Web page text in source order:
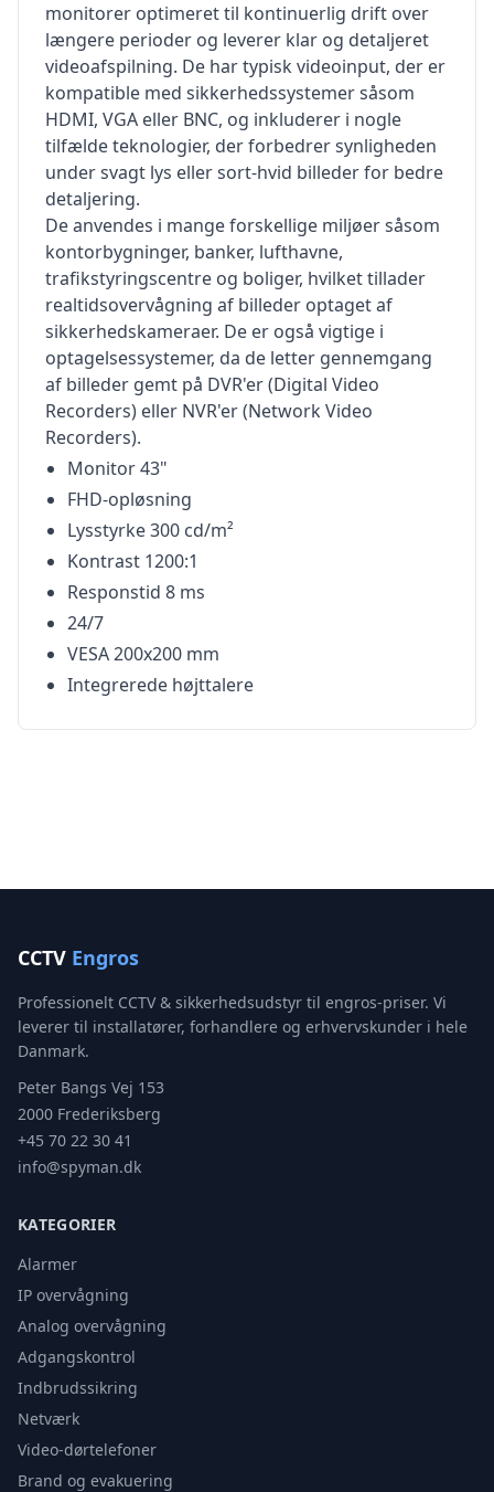
monitorer optimeret til kontinuerlig drift over
længere perioder og leverer klar og detaljeret
videoafspilning. De har typisk videoinput, der er
kompatible med sikkerhedssystemer såsom
HDMI, VGA eller BNC, og inkluderer i nogle
tilfælde teknologier, der forbedrer synligheden
under svagt lys eller sort-hvid billeder for bedre
detaljering.
De anvendes i mange forskellige miljøer såsom
kontorbygninger, banker, lufthavne,
trafikstyringscentre og boliger, hvilket tillader
realtidsovervågning af billeder optaget af
sikkerhedskameraer. De er også vigtige i
optagelsessystemer, da de letter gennemgang
af billeder gemt på DVR'er (Digital Video
Recorders) eller NVR'er (Network Video
Recorders).
Monitor 43"
FHD-opløsning
Lysstyrke 300 cd/m²
Kontrast 1200:1
Responstid 8 ms
24/7
VESA 200x200 mm
Integrerede højttalere
CCTV Engros
Professionelt CCTV & sikkerhedsudstyr til engros-priser. Vi
leverer til installatører, forhandlere og erhvervskunder i hele
Danmark.
Peter Bangs Vej 153
2000 Frederiksberg
+45 70 22 30 41
info@spyman.dk
KATEGORIER
Alarmer
IP overvågning
Analog overvågning
Adgangskontrol
Indbrudssikring
Netværk
Video-dørtelefoner
Brand og evakuering